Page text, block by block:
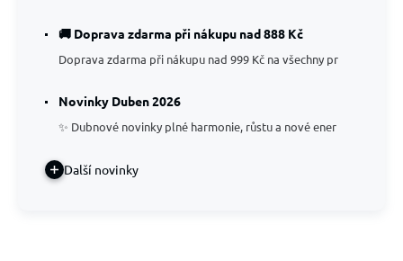
🚚 Doprava zdarma při nákupu nad 888 Kč
Doprava zdarma při nákupu nad 999 Kč na všechny pr
Novinky Duben 2026
✨ Dubnové novinky plné harmonie, růstu a nové ener
Další novinky